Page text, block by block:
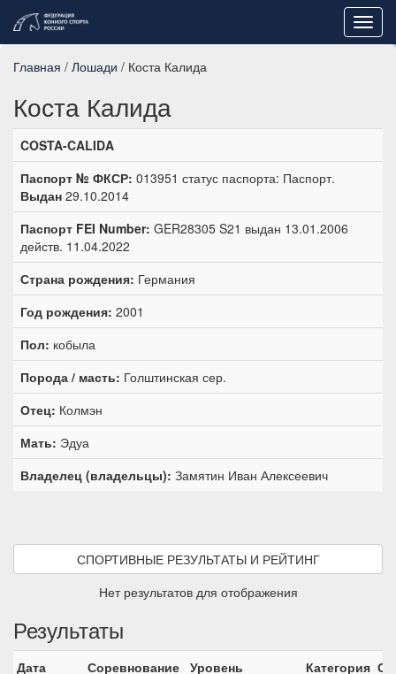
Главная / Лошади / Коста Калида
Коста Калида
COSTA-CALIDA
Паспорт № ФКСР: 013951 статус паспорта: Паспорт.
Выдан 29.10.2014
Паспорт FEI Number: GER28305 S21 выдан 13.01.2006
действ. 11.04.2022
Страна рождения: Германия
Год рождения: 2001
Пол: кобыла
Порода / масть: Голштинская сер.
Отец: Колмэн
Мать: Эдуа
Владелец (владельцы): Замятин Иван Алексеевич
СПОРТИВНЫЕ РЕЗУЛЬТАТЫ И РЕЙТИНГ
Нет результатов для отображения
Результаты
Дата
Соревнование Уровень Категория